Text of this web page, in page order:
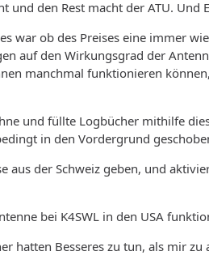
und den Rest macht der ATU.
war ob des Preises eine immer
auf den Wirkungsgrad der
manchmal funktionieren
und füllte Logbücher mithilfe
in den Vordergrund
aus der Schweiz geben, und
bei K4SWL in den USA
hatten Besseres zu tun, als mir zu